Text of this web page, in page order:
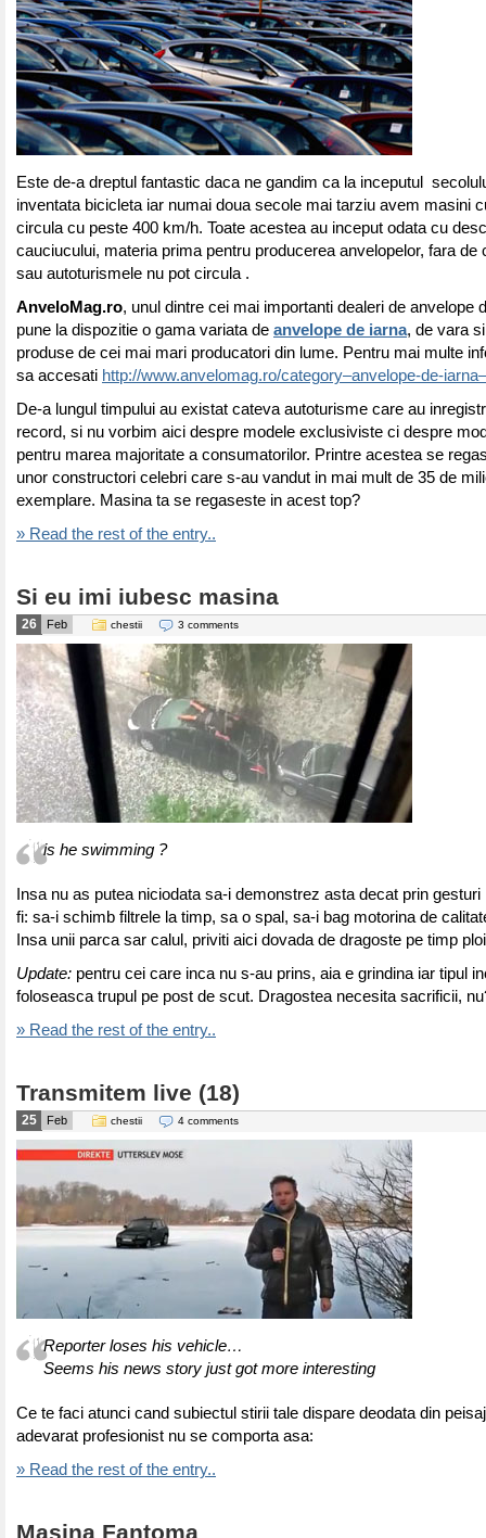
Este de-a dreptul fantastic daca ne gandim ca la inceputul
inventata bicicleta iar numai doua secole mai tarziu avem masini
circula cu peste 400 km/h. Toate acestea au inceput odata cu
cauciucului, materia prima pentru producerea anvelopelor, fara de
sau autoturismele nu pot circula .
AnveloMag.ro, unul dintre cei mai importanti dealeri de anvelope
pune la dispozitie o gama variata de anvelope de iarna, de vara
produse de cei mai mari producatori din lume. Pentru mai multe
sa accesati http://www.anvelomag.ro/category–anvelope-de-
De-a lungul timpului au existat cateva autoturisme care au
record, si nu vorbim aici despre modele exclusiviste ci despre
pentru marea majoritate a consumatorilor. Printre acestea se
unor constructori celebri care s-au vandut in mai mult de 35 de
exemplare. Masina ta se regaseste in acest top?
» Read the rest of the entry..
Si eu imi iubesc masina
26 Feb chestii 3 comments
is he swimming ?
Insa nu as putea niciodata sa-i demonstrez asta decat prin
fi: sa-i schimb filtrele la timp, sa o spal, sa-i bag motorina de
Insa unii parca sar calul, priviti aici dovada de dragoste pe timp
Update: pentru cei care inca nu s-au prins, aia e grindina iar tipul
foloseasca trupul pe post de scut. Dragostea necesita sacrificii,
» Read the rest of the entry..
Transmitem live (18)
25 Feb chestii 4 comments
Reporter loses his vehicle…
Seems his news story just got more interesting
Ce te faci atunci cand subiectul stirii tale dispare deodata din
adevarat profesionist nu se comporta asa:
» Read the rest of the entry..
Masina Fantoma